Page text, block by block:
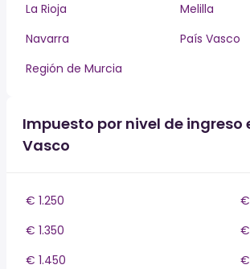
La Rioja
Melilla
Navarra
País Vasco
Región de Murcia
Impuesto por nivel de ingreso
Vasco
€ 1.250
€
€ 1.350
€
€ 1.450
€